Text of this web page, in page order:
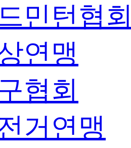
민턴협
연맹
협회
거연맹